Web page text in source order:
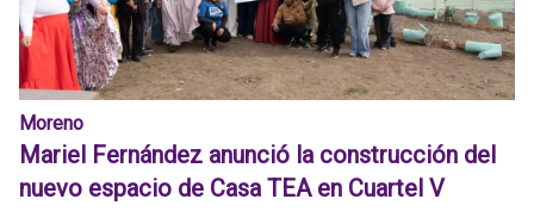
Moreno
Mariel Fernández anunció la construcción del
nuevo espacio de Casa TEA en Cuartel V